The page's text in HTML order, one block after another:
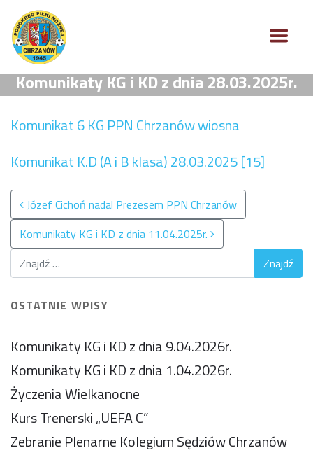
Komunikaty KG i KD z dnia 28.03.2025r.
Komunikat 6 KG PPN Chrzanów wiosna
Komunikat K.D (A i B klasa) 28.03.2025 [15]
Nawigacja po wpisach
Józef Cichoń nadal Prezesem PPN Chrzanów
Komunikaty KG i KD z dnia 11.04.2025r.
OSTATNIE WPISY
Komunikaty KG i KD z dnia 9.04.2026r.
Komunikaty KG i KD z dnia 1.04.2026r.
Życzenia Wielkanocne
Kurs Trenerski „UEFA C”
Zebranie Plenarne Kolegium Sędziów Chrzanów